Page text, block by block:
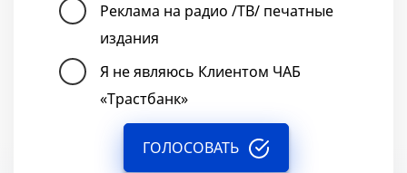
Реклама на радио /ТВ/ печатные
издания
Я не являюсь Клиентом ЧАБ
«Трастбанк»
ГОЛОСОВАТЬ